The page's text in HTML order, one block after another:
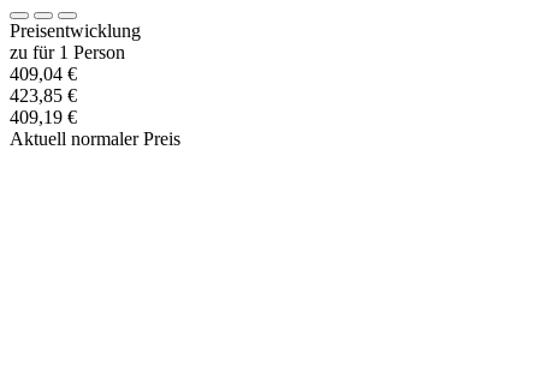
Preisentwicklung
zu für 1 Person
409,04 €
423,85 €
409,19 €
Aktuell normaler Preis